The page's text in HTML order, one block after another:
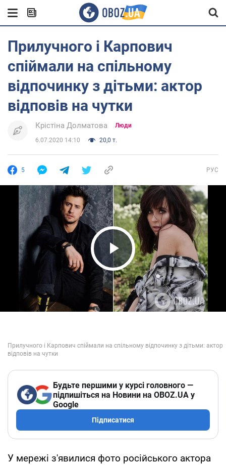
Прилучного і Карпович
спіймали на спільному
відпочинку з дітьми: актор
відповів на чутки
Крістіна Долматова Люди
6.07.2020 14:10 20,0 т.
5 РУС
Play Video
Будьте першими у курсі головного —
підпишіться на Новини на OBOZ.UA у
Google
Підписатися
У мережі з'явилися фото російського актора